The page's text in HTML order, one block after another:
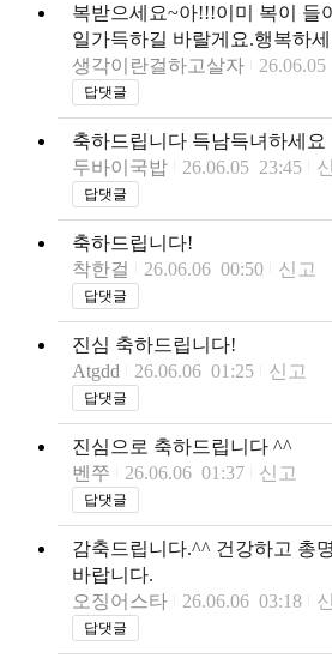
복받으세요~아!!!이미 복이 들
일가득하길 바랄게요.행복하
생각이란걸하고살자
답댓글
축하드립니다 득남득녀하세요
두바이국밥
26.06.05 23:45
답댓글
축하드립니다!
착한걸
26.06.06 00:50 신고
답댓글
진심 축하드립니다!
Atgdd
26.06.06 01:25 신고
답댓글
진심으로 축하드립니다 ^^
벤쭈
26.06.06 01:37 신고
답댓글
감축드립니다.^^ 건강하고 총
바랍니다.
오징어스타
26.06.06 03:18
답댓글